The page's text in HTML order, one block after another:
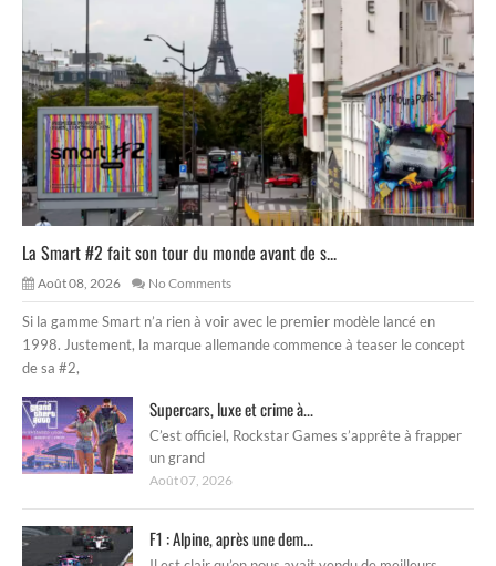
La Smart #2 fait son tour du monde avant de s...
Août 08, 2026 No Comments
Si la gamme Smart n’a rien à voir avec le premier modèle lancé en
1998. Justement, la marque allemande commence à teaser le concept
de sa #2,
Supercars, luxe et crime à...
C’est officiel, Rockstar Games s’apprête à frapper
un grand
Août 07, 2026
F1 : Alpine, après une dem...